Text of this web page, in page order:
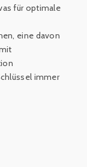
für optimale
eine davon
immer